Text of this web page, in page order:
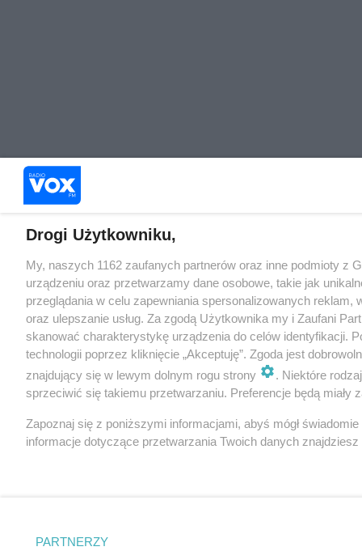
Drogi Użytkowniku,
My, naszych 1162 zaufanych partnerów oraz inne podmioty z
urządzeniu oraz przetwarzamy dane osobowe, takie jak
przeglądania w celu zapewniania spersonalizowanych
oraz ulepszanie usług. Za zgodą Użytkownika my i Zaufani
skanować charakterystykę urządzenia do celów identyfikacji.
technologii poprzez kliknięcie „Akceptuję”. Zgoda jest
znajdujący się w lewym dolnym rogu strony
. Niektóre
sprzeciwić się takiemu przetwarzaniu. Preferencje będą miały
Zapoznaj się z poniższymi informacjami, abyś mógł
informacje dotyczące przetwarzania Twoich danych
PARTNERZY